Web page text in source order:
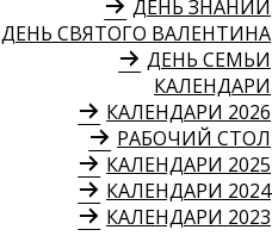
ДЕНЬ ЗНАНИЙ
ДЕНЬ СВЯТОГО ВАЛЕНТИНА
ДЕНЬ СЕМЬИ
КАЛЕНДАРИ
КАЛЕНДАРИ 2026
РАБОЧИЙ СТОЛ
КАЛЕНДАРИ 2025
КАЛЕНДАРИ 2024
КАЛЕНДАРИ 2023